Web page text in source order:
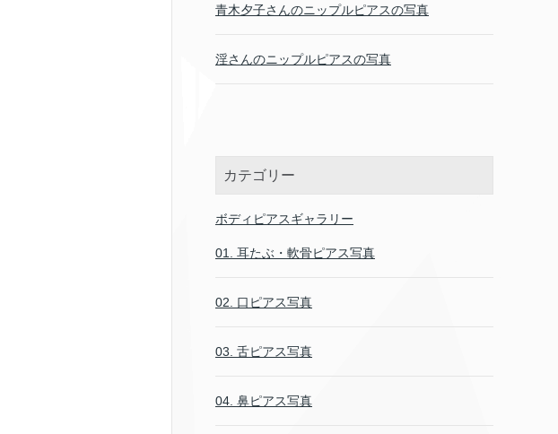
青木夕子さんのニップルピアスの写真
淫さんのニップルピアスの写真
カテゴリー
ボディピアスギャラリー
01. 耳たぶ・軟骨ピアス写真
02. 口ピアス写真
03. 舌ピアス写真
04. 鼻ピアス写真